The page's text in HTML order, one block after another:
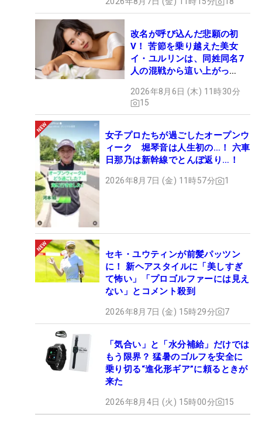
改名が呼び込んだ悲願の初
V！ 苦節を乗り越えた美女
イ・ユルリンは、同姓同名7
人の混戦から這い上がっ
2026年8月6日 (木) 11時30分
15
女子プロたちが過ごしたオープンウ
ィーク 堀琴音は人生初の…！ 六車
日那乃は新幹線でとんぼ返り…！
2026年8月7日 (金) 11時57分 1
セキ・ユウティンが前髪パッツン
に！ 新ヘアスタイルに「美しすぎ
て怖い」「プロゴルファーには見え
ない」とコメント殺到
2026年8月7日 (金) 15時29分 7
「気合い」と「水分補給」だけでは
もう限界？ 猛暑のゴルフを安全に
乗り切る“進化形ギア”に頼るときが
来た
2026年8月4日 (火) 15時00分 15